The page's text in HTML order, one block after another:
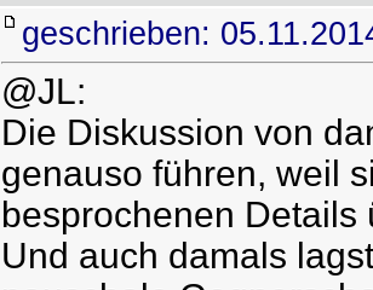
geschrieben:
@JL:
Die Diskussion von
genauso führen, weil
besprochenen Details
Und auch damals